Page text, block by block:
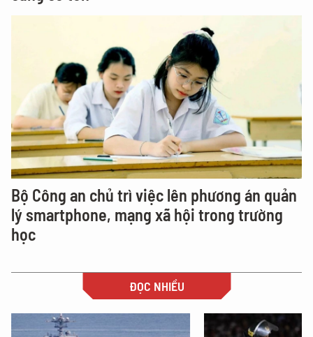
Bộ Công an chủ trì việc lên phương án quản
lý smartphone, mạng xã hội trong trường
học
ĐỌC NHIỀU